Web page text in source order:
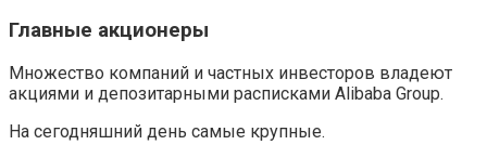
Главные акционеры
Множество компаний и частных инвесторов владеют
акциями и депозитарными расписками Alibaba Group.
На сегодняшний день самые крупные.